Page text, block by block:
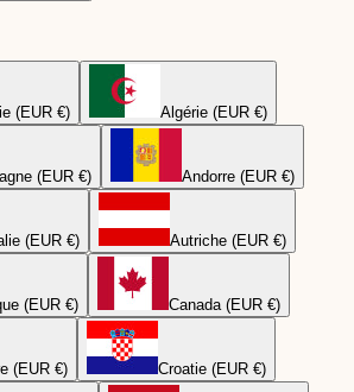
(EUR €) Algérie (EUR €)
(EUR €) Andorre (EUR €)
(EUR €) Autriche (EUR €)
(EUR €) Canada (EUR €)
(EUR €) Croatie (EUR €)